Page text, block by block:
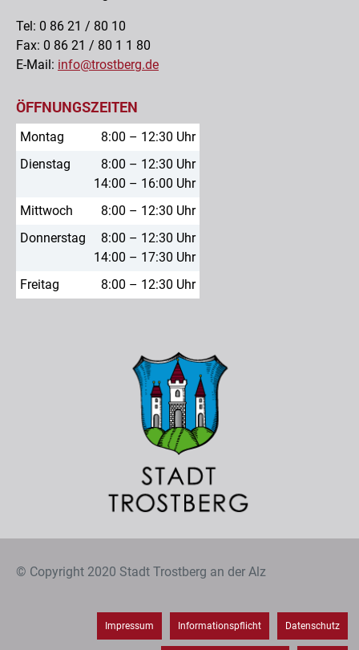
Tel: 0 86 21 / 80 10
Fax: 0 86 21 / 80 1 1 80
E-Mail: info@trostberg.de
ÖFFNUNGSZEITEN
Montag
8:00 – 12:30 Uhr
Dienstag
8:00 – 12:30 Uhr
14:00 – 16:00 Uhr
Mittwoch
8:00 – 12:30 Uhr
Donnerstag
8:00 – 12:30 Uhr
14:00 – 17:30 Uhr
Freitag
8:00 – 12:30 Uhr
© Copyright 2020 Stadt Trostberg an der Alz
Impressum Informationspflicht Datenschutz